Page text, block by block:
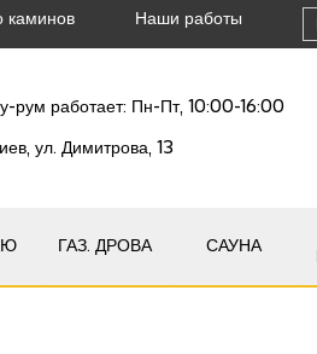
каминов Наши работы
рум работает: Пн-Пт, 10:00-16:00
ул. Димитрова, 13
ГАЗ. ДРОВА САУНА